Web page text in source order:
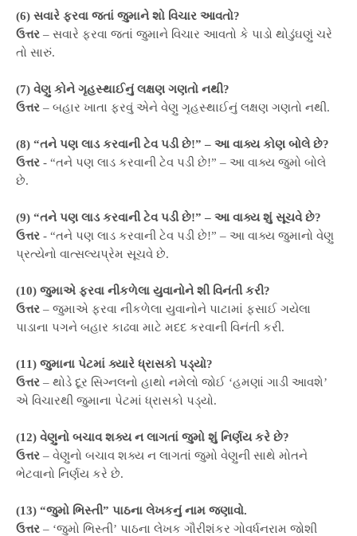
(6) સવારે ફરવા જતાં જુમાને શો વિચાર આવતો?
ઉત્તર – સવારે ફરવા જતાં જુમાને વિચાર આવતો કે પાડો થોડુંઘણું ચરે
તો સારું.
(7) વેણુ કોને ગૃહસ્થાઈનું લક્ષણ ગણતો નથી?
ઉત્તર – બહાર ખાતા ફરવું એને વેણુ ગૃહસ્થાઈનું લક્ષણ ગણતો નથી.
(8) “તને પણ લાડ કરવાની ટેવ પડી છે!” – આ વાક્ય કોણ બોલે છે?
ઉત્તર - “તને પણ લાડ કરવાની ટેવ પડી છે!” – આ વાક્ય જુમો બોલે
છે.
(9) “તને પણ લાડ કરવાની ટેવ પડી છે!” – આ વાક્ય શું સૂચવે છે?
ઉત્તર - “તને પણ લાડ કરવાની ટેવ પડી છે!” – આ વાક્ય જુમાનો વેણુ
પ્રત્યેનો વાત્સલ્યપ્રેમ સૂચવે છે.
(10) જુમાએ ફરવા નીકળેલા યુવાનોને શી વિનંતી કરી?
ઉત્તર – જુમાએ ફરવા નીકળેલા યુવાનોને પાટામાં ફસાઈ ગયેલા
પાડાના પગને બહાર કાઢવા માટે મદદ કરવાની વિનંતી કરી.
(11) જુમાના પેટમાં ક્યારે ધ્રાસકો પડ્યો?
ઉત્તર – થોડે દૂર સિગ્નલનો હાથો નમેલો જોઈ ‘હમણાં ગાડી આવશે’
એ વિચારથી જુમાના પેટમાં ધ્રાસકો પડ્યો.
(12) વેણુનો બચાવ શક્ય ન લાગતાં જુમો શું નિર્ણય કરે છે?
ઉત્તર – વેણુનો બચાવ શક્ય ન લાગતાં જુમો વેણુની સાથે મોતને
ભેટવાનો નિર્ણય કરે છે.
(13) “જુમો ભિસ્તી” પાઠના લેખકનું નામ જણાવો.
ઉત્તર – ‘જુમો ભિસ્તી’ પાઠના લેખક ગૌરીશંકર ગોવર્ધનરામ જોશી